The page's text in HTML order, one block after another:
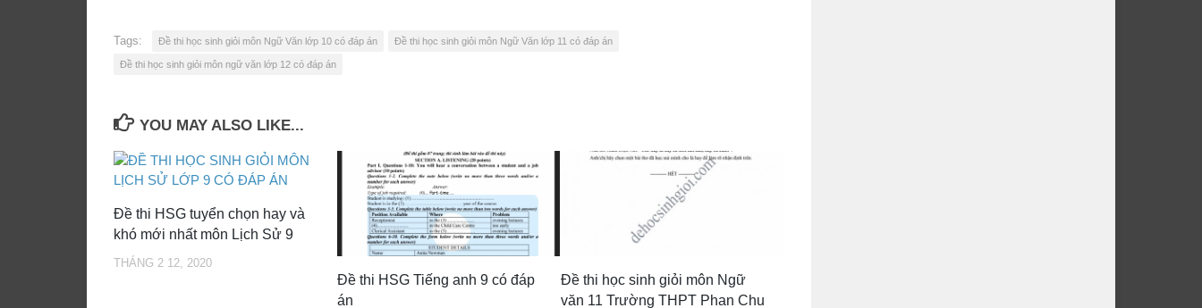
Tags: Đề thi học sinh giỏi môn Ngữ Văn lớp 10 có đáp án Đề thi học sinh giỏi môn Ngữ Văn lớp 11 có đáp án
Đề thi học sinh giỏi môn ngữ văn lớp 12 có đáp án
YOU MAY ALSO LIKE...
Đề thi HSG tuyển chọn hay và
khó mới nhất môn Lịch Sử 9
THÁNG 2 12, 2020
Đề thi HSG Tiếng anh 9 có đáp
án
Đề thi học sinh giỏi môn Ngữ
văn 11 Trường THPT Phan Chu